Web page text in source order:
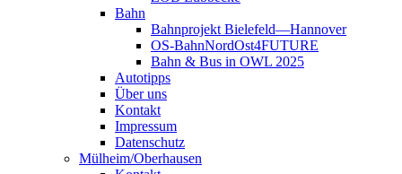
Bahn
Bahnprojekt Bielefeld—Hannover
OS-BahnNordOst4FUTURE
Bahn & Bus in OWL 2025
Autotipps
Über uns
Kontakt
Impressum
Datenschutz
Mülheim/Oberhausen